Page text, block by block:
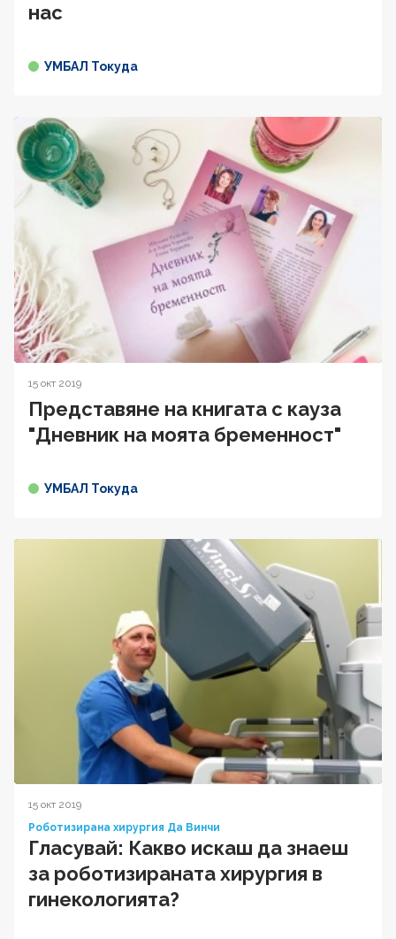
нас
УМБАЛ Токуда
15 окт 2019
Представяне на книгата с кауза
"Дневник на моята бременност"
УМБАЛ Токуда
15 окт 2019
Роботизирана хирургия Да Винчи
Гласувай: Какво искаш да знаеш
за роботизираната хирургия в
гинекологията?